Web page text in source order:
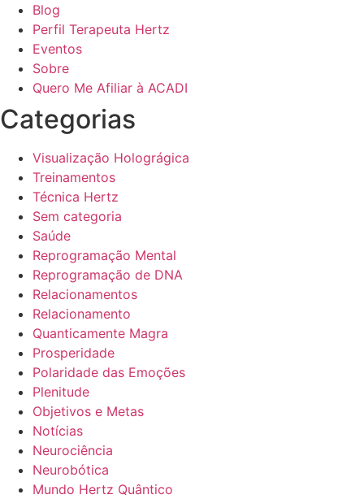
Blog
Perfil Terapeuta Hertz
Eventos
Sobre
Quero Me Afiliar à ACADI
Categorias
Visualização Holográgica
Treinamentos
Técnica Hertz
Sem categoria
Saúde
Reprogramação Mental
Reprogramação de DNA
Relacionamentos
Relacionamento
Quanticamente Magra
Prosperidade
Polaridade das Emoções
Plenitude
Objetivos e Metas
Notícias
Neurociência
Neurobótica
Mundo Hertz Quântico